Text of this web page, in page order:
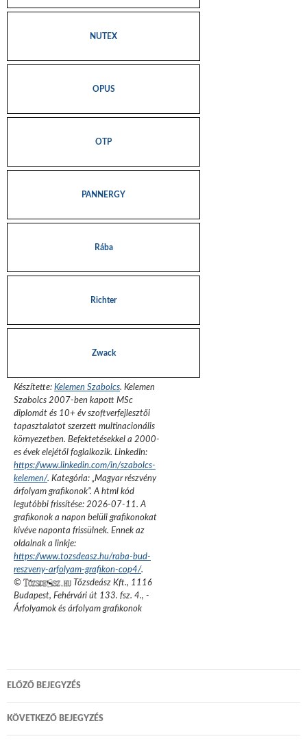
NUTEX
OPUS
OTP
PANNERGY
Rába
Richter
Zwack
Készítette: Kelemen Szabolcs. Kelemen
Szabolcs 2007-ben kapott MSc
diplomát és 10+ év szoftverfejlesztői
tapasztalatot szerzett multinacionális
környezetben. Befektetésekkel a 2000-
es évek elejétől foglalkozik. LinkedIn:
https://www.linkedin.com/in/szabolcs-
kelemen/. Kategória: „Magyar részvény
árfolyam grafikonok”.A html kód
legutóbbi frissítése: 2026-07-11. A
grafikonok a napon belüli grafikonokat
kivéve naponta frissülnek. Ennek az
oldalnak a linkje:
https://www.tozsdeasz.hu/raba-bud-
reszveny-arfolyam-grafikon-cop4/.
©
Tőzsdeász Kft., 1116
Budapest, Fehérvári út 133. fsz. 4., -
Árfolyamok és árfolyam grafikonok
Bejegyzés
navigáció
ELŐZŐ BEJEGYZÉS
KÖVETKEZŐ BEJEGYZÉS